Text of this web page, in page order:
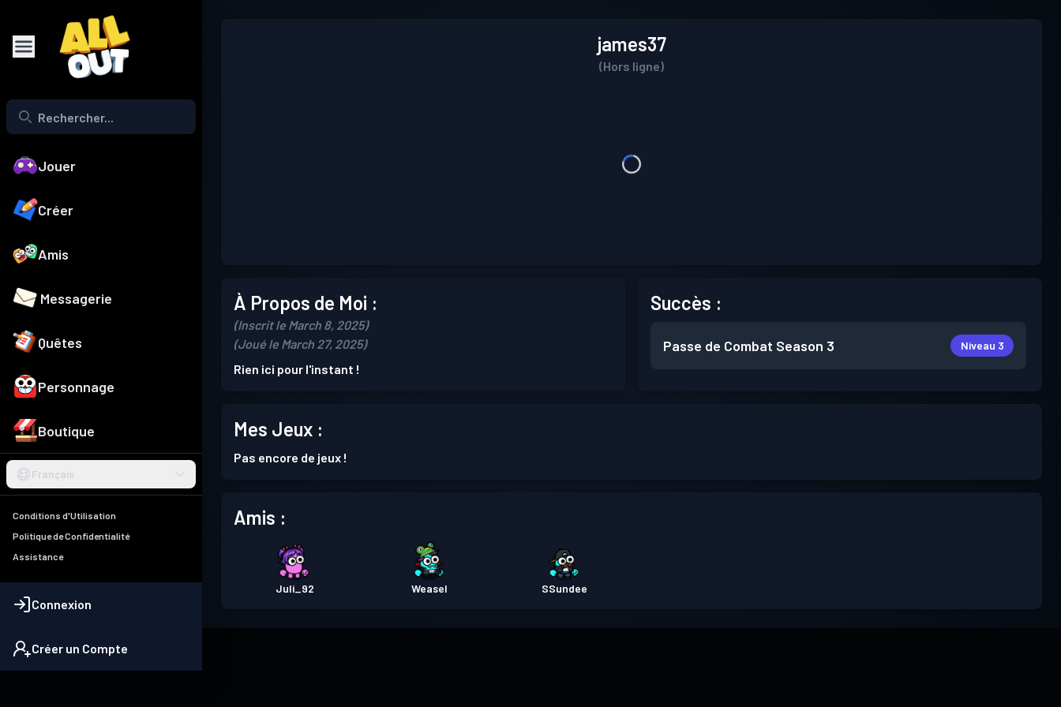
Jouer
Créer
Amis
Messagerie
Quêtes
Personnage
Boutique
Français
Conditions d'Utilisation
Politique de Confidentialité
Assistance
Connexion
Créer un Compte
james37
(Hors ligne)
À Propos de Moi :
(Inscrit le March 8, 2025)
(Joué le March 27, 2025)
Rien ici pour l'instant !
Succès :
Passe de Combat Season 3 Niveau 3
Mes Jeux :
Pas encore de jeux !
Amis :
Juli_92 Weasel SSundee